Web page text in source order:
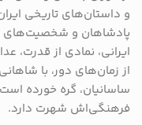
و داستان‌های تاریخی
پادشاهان و شخصیت‌های
ایرانی، نمادی از قدرت،
از زمان‌های دور، با
ساسانیان، گره خورده
فرهنگی‌اش شهرت دارد.